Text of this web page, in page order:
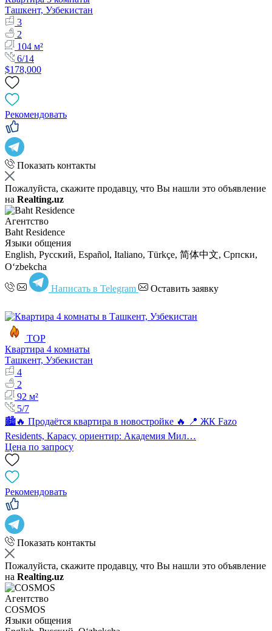
Ташкент, Узбекистан
3
2
104 м²
6/14
$178,000
Рекомендовать
Показать контакты
Пожалуйста, скажите продавцу, что Вы нашли это объявление
на Realting.uz
Агентство
Baht Residence
Языки общения
English, Русский, Español, Italiano, Türkçe, 简体中文, Српски,
Oʻzbekcha
Написать в Telegram Оставить заявку
TOP
Квартира 4 комнаты
Ташкент, Узбекистан
4
2
92 м²
5/7
🏙🔥 Продаётся квартира в новостройке 🔥 📍 ЖК Fazo
Residents, Карасу, ориентир: Академия Мил…
Цена по запросу
Рекомендовать
Показать контакты
Пожалуйста, скажите продавцу, что Вы нашли это объявление
на Realting.uz
Агентство
COSMOS
Языки общения